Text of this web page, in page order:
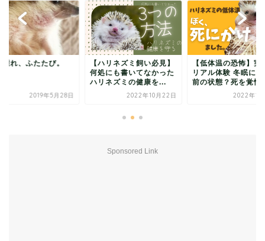
腫れ、ふたたび。
2019年5月28日
【ハリネズミ飼い必見】
何処にも書いてなかった
ハリネズミの健康を...
2022年10月22日
【低体温の恐怖】実
リアル体験 冬眠に
前の状態？死を覚悟
2022年12
Sponsored Link